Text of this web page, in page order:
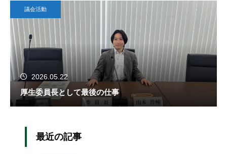
議会活動
2026.05.22
厚生委員長として最後の仕事
最近の記事